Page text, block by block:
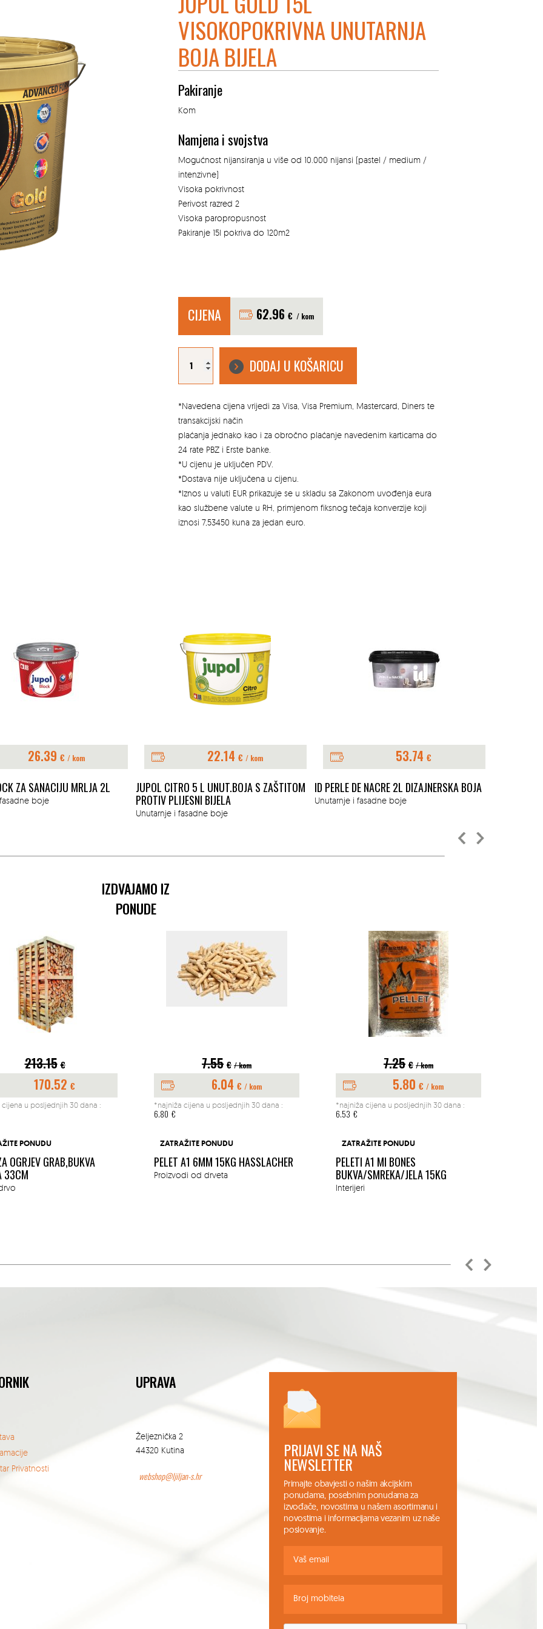
VISOKOPOKRIVNA UNUTARNJA
BOJA BIJELA
Pakiranje
Kom
Namjena i svojstva
Mogućnost nijansiranja u više od 10.000 nijansi (pastel / medium /
intenzivne)
Visoka pokrivnost
Perivost razred 2
Visoka paropropusnost
Pakiranje 15l pokriva do 120m2
CIJENA 62.96 € / kom
JUPOL
visokopokrivna
boja
DODAJ U KOŠARICU
*Navedena cijena vrijedi za Visa, Visa Premium, Mastercard, Diners te
transakcijski način
plaćanja jednako kao i za obročno plaćanje navedenim karticama do
24 rate PBZ i Erste banke.
*U cijenu je uključen PDV.
*Dostava nije uključena u cijenu.
*Iznos u valuti EUR prikazuje se u skladu sa Zakonom uvođenja eura
kao službene valute u RH, primjenom fiksnog tečaja konverzije koji
iznosi 7,53450 kuna za jedan euro.
26.39 € / kom
ZA SANACIJU MRLJA 2L
boje
22.14 € / kom
JUPOL CITRO 5 L UNUT.BOJA S ZAŠTITOM
PROTIV PLIJESNI BIJELA
Unutarnje i fasadne boje
53.74 €
ID PERLE DE NACRE 2L DIZAJNERSKA BOJA
Unutarnje i fasadne boje
IZDVAJAMO IZ
PONUDE
213.15 €
170.52 €
u posljednjih 30 dana :
PONUDU
OGRJEV GRAB,BUKVA
33CM
7.55 € / kom
6.04 € / kom
*najniža cijena u posljednjih 30 dana :
6.80 €
ZATRAŽITE PONUDU
PELET A1 6MM 15KG HASSLACHER
Proizvodi od drveta
7.25 € / kom
5.80 € / kom
*najniža cijena u posljednjih 30 dana :
6.53 €
ZATRAŽITE PONUDU
PELETI A1 MI BONES
BUKVA/SMREKA/JELA 15KG
Interijeri
Privatnosti
UPRAVA
Željeznička 2
44320 Kutina
webshop@ljiljan-s.hr
PRIJAVI SE NA NAŠ
NEWSLETTER
Primajte obavjesti o našim akcijskim
ponudama, posebnim ponudama za
izvođače, novostima u našem asortimanu i
novostima i informacijama vezanim uz naše
poslovanje.